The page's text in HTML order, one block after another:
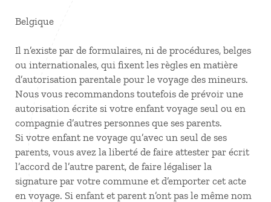
Belgique
Il n’existe par de formulaires, ni de procédures, belges
ou internationales, qui fixent les règles en matière
d’autorisation parentale pour le voyage des mineurs.
Nous vous recommandons toutefois de prévoir une
autorisation écrite si votre enfant voyage seul ou en
compagnie d’autres personnes que ses parents.
Si votre enfant ne voyage qu’avec un seul de ses
parents, vous avez la liberté de faire attester par écrit
l’accord de l’autre parent, de faire légaliser la
signature par votre commune et d’emporter cet acte
en voyage. Si enfant et parent n’ont pas le même nom